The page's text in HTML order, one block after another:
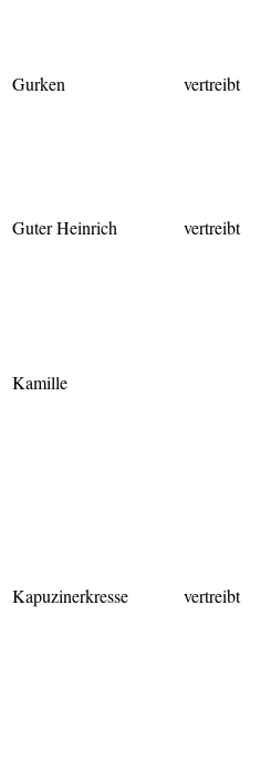
Gurken vertreibt
Guter Heinrich vertreibt
Kamille
Kapuzinerkresse vertreibt